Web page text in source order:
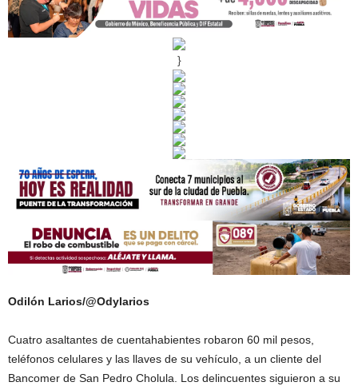
}
Odilón Larios/@Odylarios
Cuatro asaltantes de cuentahabientes robaron 60 mil pesos,
teléfonos celulares y las llaves de su vehículo, a un cliente del
Bancomer de San Pedro Cholula. Los delincuentes siguieron a su